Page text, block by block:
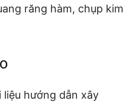
răng hàm, chụp kim
liệu hướng dẫn xây